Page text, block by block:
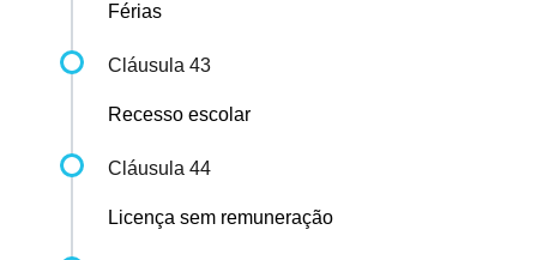
Férias
Cláusula 43
Recesso escolar
Cláusula 44
Licença sem remuneração